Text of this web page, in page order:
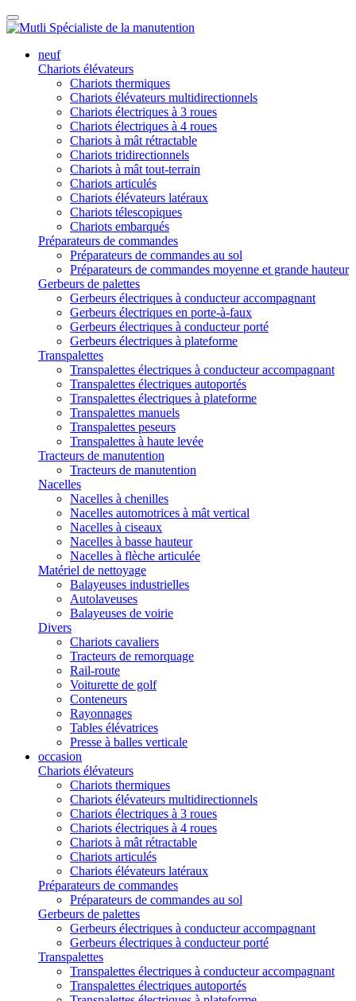
neuf
Chariots élévateurs
Chariots thermiques
Chariots élévateurs multidirectionnels
Chariots électriques à 3 roues
Chariots électriques à 4 roues
Chariots à mât rétractable
Chariots tridirectionnels
Chariots à mât tout-terrain
Chariots articulés
Chariots élévateurs latéraux
Chariots télescopiques
Chariots embarqués
Préparateurs de commandes
Préparateurs de commandes au sol
Préparateurs de commandes moyenne et grande hauteur
Gerbeurs de palettes
Gerbeurs électriques à conducteur accompagnant
Gerbeurs électriques en porte-à-faux
Gerbeurs électriques à conducteur porté
Gerbeurs électriques à plateforme
Transpalettes
Transpalettes électriques à conducteur accompagnant
Transpalettes électriques autoportés
Transpalettes électriques à plateforme
Transpalettes manuels
Transpalettes peseurs
Transpalettes à haute levée
Tracteurs de manutention
Tracteurs de manutention
Nacelles
Nacelles à chenilles
Nacelles automotrices à mât vertical
Nacelles à ciseaux
Nacelles à basse hauteur
Nacelles à flèche articulée
Matériel de nettoyage
Balayeuses industrielles
Autolaveuses
Balayeuses de voirie
Divers
Chariots cavaliers
Tracteurs de remorquage
Rail-route
Voiturette de golf
Conteneurs
Rayonnages
Tables élévatrices
Presse à balles verticale
occasion
Chariots élévateurs
Chariots thermiques
Chariots élévateurs multidirectionnels
Chariots électriques à 3 roues
Chariots électriques à 4 roues
Chariots à mât rétractable
Chariots articulés
Chariots élévateurs latéraux
Préparateurs de commandes
Préparateurs de commandes au sol
Gerbeurs de palettes
Gerbeurs électriques à conducteur accompagnant
Gerbeurs électriques à conducteur porté
Transpalettes
Transpalettes électriques à conducteur accompagnant
Transpalettes électriques autoportés